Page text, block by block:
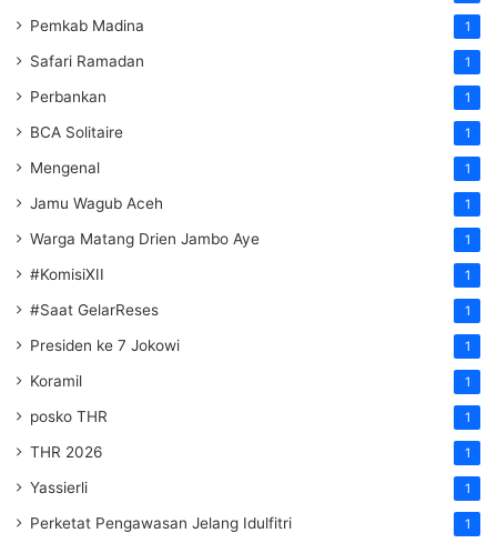
Pemkab Madina 1
Safari Ramadan 1
Perbankan 1
BCA Solitaire 1
Mengenal 1
Jamu Wagub Aceh 1
Warga Matang Drien Jambo Aye 1
#KomisiXII 1
#Saat GelarReses 1
Presiden ke 7 Jokowi 1
Koramil 1
posko THR 1
THR 2026 1
Yassierli 1
Perketat Pengawasan Jelang Idulfitri 1